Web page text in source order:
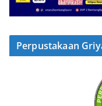
Perpustakaan